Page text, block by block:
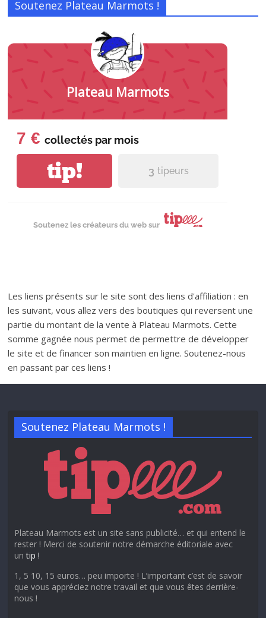
Soutenez Plateau Marmots !
Plateau Marmots
7 € collectés par mois
tip! 3 tipeurs
Soutenez les créateurs du web sur
Les liens présents sur le site sont des liens d'affiliation : en
les suivant, vous allez vers des boutiques qui reversent une
partie du montant de la vente à Plateau Marmots. Cette
somme gagnée nous permet de permettre de développer
le site et de financer son maintien en ligne. Soutenez-nous
en passant par ces liens !
Soutenez Plateau Marmots !
Plateau Marmots est un site sans publicité… et qui entend le
rester ! Merci de soutenir notre démarche éditoriale avec
untip !
1, 5 10, 15 euros… peu importe ! L’important c’est de savoir
que vous appréciez notre travail et que vous êtes derrière-
nous !